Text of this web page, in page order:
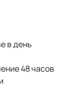
в день
48 часов